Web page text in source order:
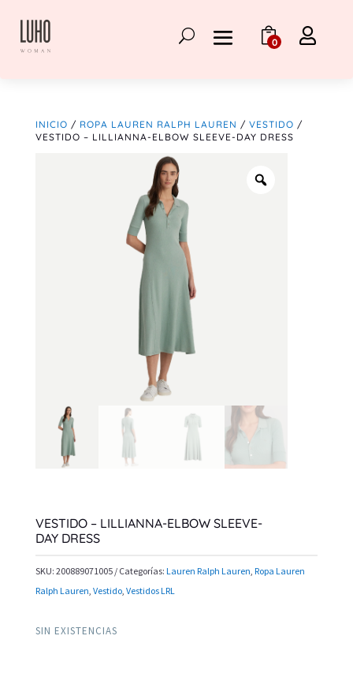
0 
INICIO / ROPA LAUREN RALPH LAUREN / VESTIDO /
VESTIDO – LILLIANNA-ELBOW SLEEVE-DAY DRESS
VESTIDO – LILLIANNA-ELBOW SLEEVE-
DAY DRESS
SKU: 200889071005 Categorías: Lauren Ralph Lauren, Ropa Lauren
Ralph Lauren, Vestido, Vestidos LRL
SIN EXISTENCIAS